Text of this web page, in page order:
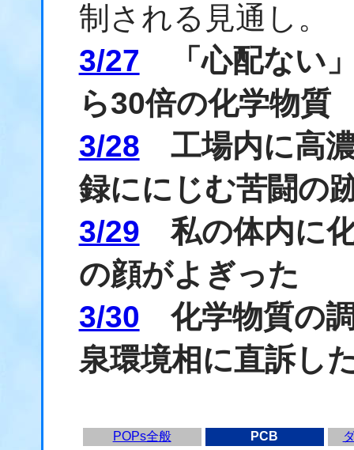
制される見通し。
3/27 「心配ない
ら30倍の化学物質
3/28 工場内に高
録ににじむ苦闘の
3/29 私の体内に
の顔がよぎった
3/30 化学物質の
泉環境相に直訴し
POPs全般 PCB